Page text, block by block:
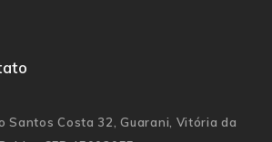
Santos Costa 32, Guarani, Vitória da